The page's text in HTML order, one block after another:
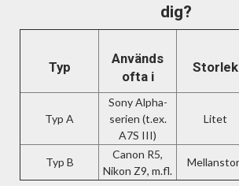
dig?
Typ
Används
ofta i
Storlek
Typ A
Sony Alpha-
serien (t.ex.
A7S III)
Litet
Typ B
Canon R5,
Nikon Z9, m.fl.